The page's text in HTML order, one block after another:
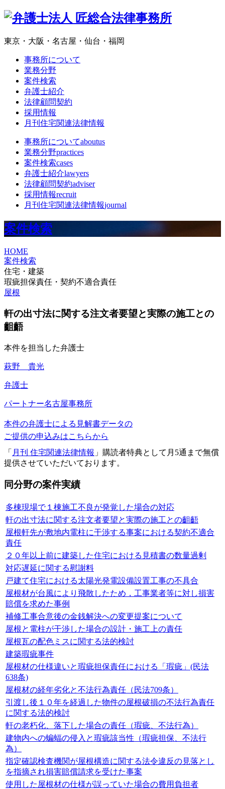
東京・大阪・名古屋・仙台・福岡
事務所について
業務分野
案件検索
弁護士紹介
法律顧問契約
採用情報
月刊住宅関連法律情報
事務所についてaboutus
業務分野practices
案件検索cases
弁護士紹介lawyers
法律顧問契約adviser
採用情報recruit
月刊住宅関連法律情報journal
案件検索
HOME
案件検索
住宅・建築
瑕疵担保責任・契約不適合責任
屋根
軒の出寸法に関する注文者要望と実際の施工との
齟齬
本件を担当した弁護士
萩野 貴光
弁護士
パートナー名古屋事務所
本件の弁護士による見解書データの
ご提供の申込みはこちらから
「 月刊 住宅関連法律情報 」購読者特典として月5通まで無償
提供させていただいております。
同分野の案件実績
多棟現場で１棟施工不良が発覚した場合の対応
軒の出寸法に関する注文者要望と実際の施工との齟齬
屋根軒先が敷地内電柱に干渉する事案における契約不適合
責任
２０年以上前に建築した住宅における見積書の数量過剰
対応遅延に関する慰謝料
戸建て住宅における太陽光発電設備設置工事の不具合
屋根材が台風により飛散したため，工事業者等に対し損害
賠償を求めた事例
補修工事合意後の金銭解決への変更提案について
屋根と電柱が干渉した場合の設計・施工上の責任
屋根瓦の配色ミスに関する法的検討
建築瑕疵事件
屋根材の仕様違いと瑕疵担保責任における「瑕疵」(民法
638条)
屋根材の経年劣化と不法行為責任（民法709条）
引渡し後１０年を経過した物件の屋根破損の不法行為責任
に関する法的検討
軒の老朽化、落下した場合の責任（瑕疵、不法行為）
建物内への蝙蝠の侵入と瑕疵該当性（瑕疵担保、不法行
為）
指定確認検査機関が屋根構造に関する法令違反の見落とし
を指摘され損害賠償請求を受けた事案
使用した屋根材の仕様が誤っていた場合の費用負担者